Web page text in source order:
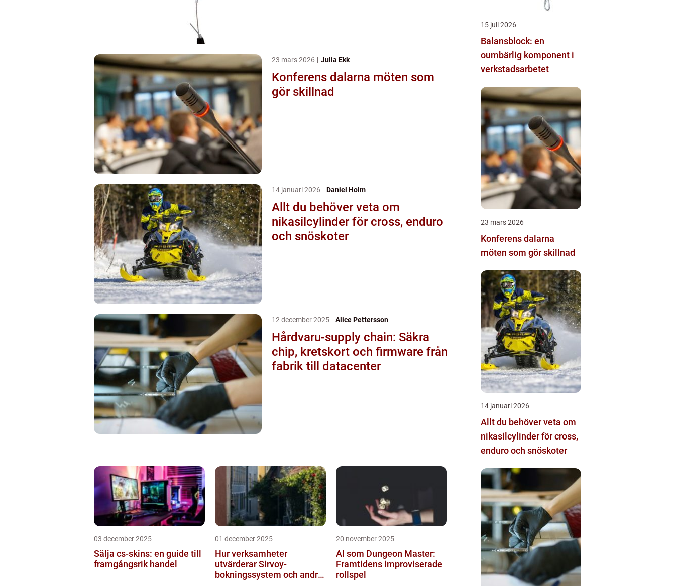
23 mars 2026 Julia Ekk
Konferens dalarna möten som
gör skillnad
14 januari 2026 Daniel Holm
Allt du behöver veta om
nikasilcylinder för cross, enduro
och snöskoter
12 december 2025 Alice Pettersson
Hårdvaru-supply chain: Säkra
chip, kretskort och firmware från
fabrik till datacenter
03 december 2025
Sälja cs-skins: en guide till
framgångsrik handel
01 december 2025
Hur verksamheter
utvärderar Sirvoy-
bokningssystem och andra
20 november 2025
AI som Dungeon Master:
Framtidens improviserade
rollspel
15 juli 2026
Balansblock: en
oumbärlig komponent i
verkstadsarbetet
23 mars 2026
Konferens dalarna
möten som gör skillnad
14 januari 2026
Allt du behöver veta om
nikasilcylinder för cross,
enduro och snöskoter